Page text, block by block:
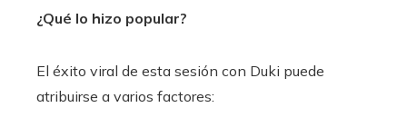
¿Qué lo hizo popular?
El éxito viral de esta sesión con Duki puede
atribuirse a varios factores: